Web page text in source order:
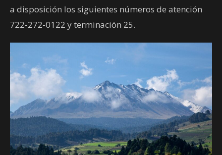
a disposición los siguientes números de atención
722-272-0122 y terminación 25.